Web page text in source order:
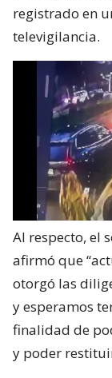
registrado en
televigilancia.
Al respecto, el
afirmó que
otorgó las
y esperamos
finalidad de
y poder